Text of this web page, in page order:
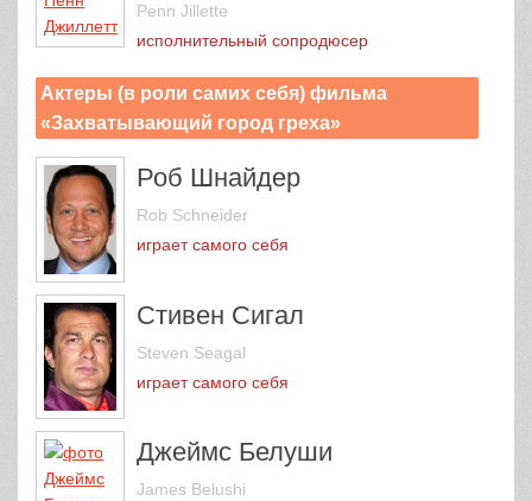
Penn Jillette
исполнительный сопродюсер
Актеры (в роли самих себя) фильма
«Захватывающий город греха»
Роб Шнайдер
Rob Schneider
играет самого себя
Стивен Сигал
Steven Seagal
играет самого себя
Джеймс Белуши
James Belushi